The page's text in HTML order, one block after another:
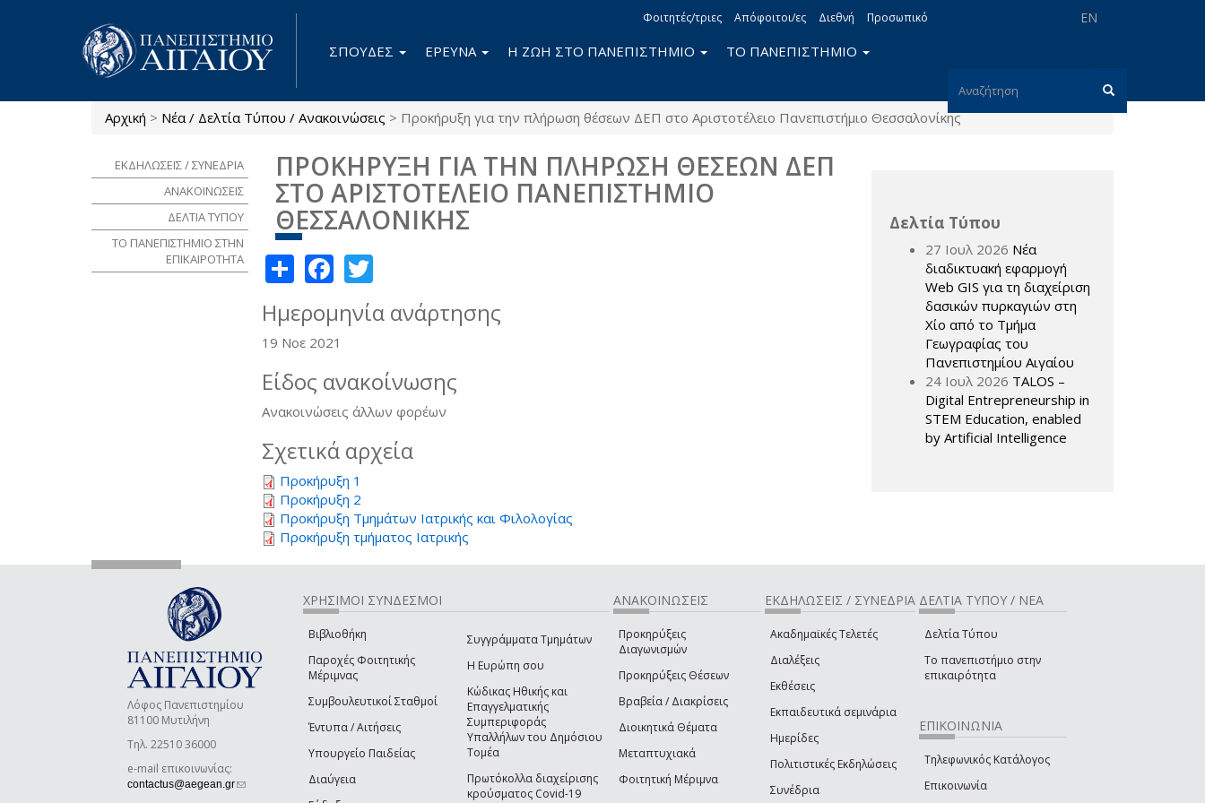
EN
Φοιτητές/τριες Απόφοιτοι/ες Διεθνή Προσωπικό
Φόρμα
αναζήτησης
Αναζήτηση
ΣΠΟΥΔΕΣ ΕΡΕΥΝΑ Η ΖΩΗ ΣΤΟ ΠΑΝΕΠΙΣΤΗΜΙΟ ΤΟ ΠΑΝΕΠΙΣΤΗΜΙΟ
Είστε εδώ
Αρχική > Νέα / Δελτία Τύπου / Ανακοινώσεις > Προκήρυξη για την πλήρωση θέσεων ΔΕΠ στο Αριστοτέλειο Πανεπιστήμιο Θεσσαλονίκης
ΠΡΟΚΗΡΥΞΗ ΓΙΑ ΤΗΝ ΠΛΗΡΩΣΗ ΘΕΣΕΩΝ ΔΕΠ
ΣΤΟ ΑΡΙΣΤΟΤΕΛΕΙΟ ΠΑΝΕΠΙΣΤΗΜΙΟ
ΘΕΣΣΑΛΟΝΙΚΗΣ
ShareFacebook
Ημερομηνία ανάρτησης
19 Νοε 2021
Είδος ανακοίνωσης
Ανακοινώσεις άλλων φορέων
Σχετικά αρχεία
Προκήρυξη 1
Προκήρυξη 2
Προκήρυξη Τμημάτων Ιατρικής και Φιλολογίας
Προκήρυξη τμήματος Ιατρικής
ΕΚΔΗΛΩΣΕΙΣ / ΣΥΝΕΔΡΙΑ
ΑΝΑΚΟΙΝΩΣΕΙΣ
ΔΕΛΤΙΑ ΤΥΠΟΥ
ΤΟ ΠΑΝΕΠΙΣΤΗΜΙΟ ΣΤΗΝ
ΕΠΙΚΑΙΡΟΤΗΤΑ
Δελτία Τύπου
27 Ιουλ 2026 Νέα
διαδικτυακή εφαρμογή
Web GIS για τη διαχείριση
δασικών πυρκαγιών στη
Χίο από το Τμήμα
Γεωγραφίας του
Πανεπιστημίου Αιγαίου
24 Ιουλ 2026 TALOS –
Digital Entrepreneurship in
STEM Education, enabled
by Artificial Intelligence
Λόφος Πανεπιστημίου
81100 Μυτιλήνη
Τηλ. 22510 36000
e-mail επικοινωνίας:
contactus@aegean.gr(link sends e-mail)
ΧΡΗΣΙΜΟΙ ΣΥΝΔΕΣΜΟΙ
Βιβλιοθήκη
Παροχές Φοιτητικής
Μέριμνας
Συμβουλευτικοί Σταθμοί
Έντυπα / Αιτήσεις
Υπουργείο Παιδείας
Διαύγεια
Συγγράμματα Τμημάτων
Η Ευρώπη σου
Κώδικας Ηθικής και
Επαγγελματικής
Συμπεριφοράς
Υπαλλήλων του Δημόσιου
Τομέα
Πρωτόκολλα διαχείρισης
κρούσματος Covid-19
ΑΝΑΚΟΙΝΩΣΕΙΣ
Προκηρύξεις
Διαγωνισμών
Προκηρύξεις Θέσεων
Βραβεία / Διακρίσεις
Διοικητικά Θέματα
Μεταπτυχιακά
Φοιτητική Μέριμνα
ΕΚΔΗΛΩΣΕΙΣ / ΣΥΝΕΔΡΙΑ
Ακαδημαϊκές Τελετές
Διαλέξεις
Εκθέσεις
Εκπαιδευτικά σεμινάρια
Ημερίδες
Πολιτιστικές Εκδηλώσεις
Συνέδρια
ΔΕΛΤΙΑ ΤΥΠΟΥ / ΝΕΑ
Δελτία Τύπου
Το πανεπιστήμιο στην
επικαιρότητα
ΕΠΙΚΟΙΝΩΝΙΑ
Τηλεφωνικός Κατάλογος
Επικοινωνία